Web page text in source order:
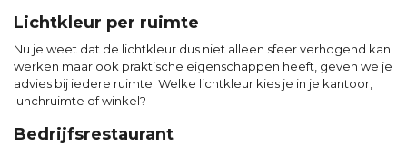
Lichtkleur per ruimte
Nu je weet dat de lichtkleur dus niet alleen sfeer verhogend kan
werken maar ook praktische eigenschappen heeft, geven we je
advies bij iedere ruimte. Welke lichtkleur kies je in je kantoor,
lunchruimte of winkel?
Bedrijfsrestaurant